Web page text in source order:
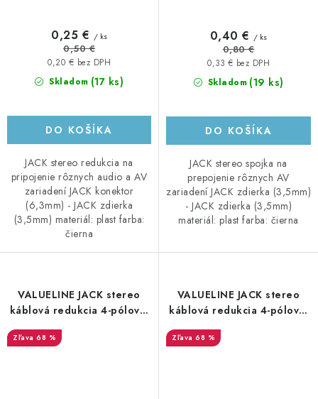
Skladom (17 ks)
0,20 € bez DPH
0,25 € / ks
0,50 €
DO KOŠÍKA
JACK stereo redukcia na
pripojenie rôznych audio a AV
zariadení JACK konektor
(6,3mm) - JACK zdierka
(3,5mm) materiál: plast farba:
čierna
Skladom (19 ks)
0,33 € bez DPH
0,40 € / ks
0,80 €
DO KOŠÍKA
JACK stereo spojka na
prepojenie rôznych AV
zariadení JACK zdierka (3,5mm)
- JACK zdierka (3,5mm)
materiál: plast farba: čierna
VALUELINE JACK stereo
káblová redukcia 4-pólová,
JACK 3,5mm konektor - 2x
JACK 3,5mm zdierka 20cm,
68 %
VALUELINE JACK stereo
káblová redukcia 4-pólová,
JACK 3,5mm konektor - 2x
JACK 3,5mm zdierka 20cm,
68 %